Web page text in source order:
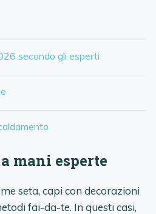
secondo gli esperti
mani esperte
seta, capi con decorazioni
fai-da-te. In questi casi,